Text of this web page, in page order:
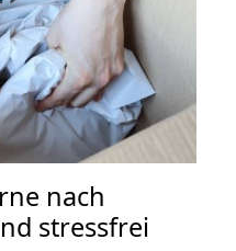
nach
stressfrei